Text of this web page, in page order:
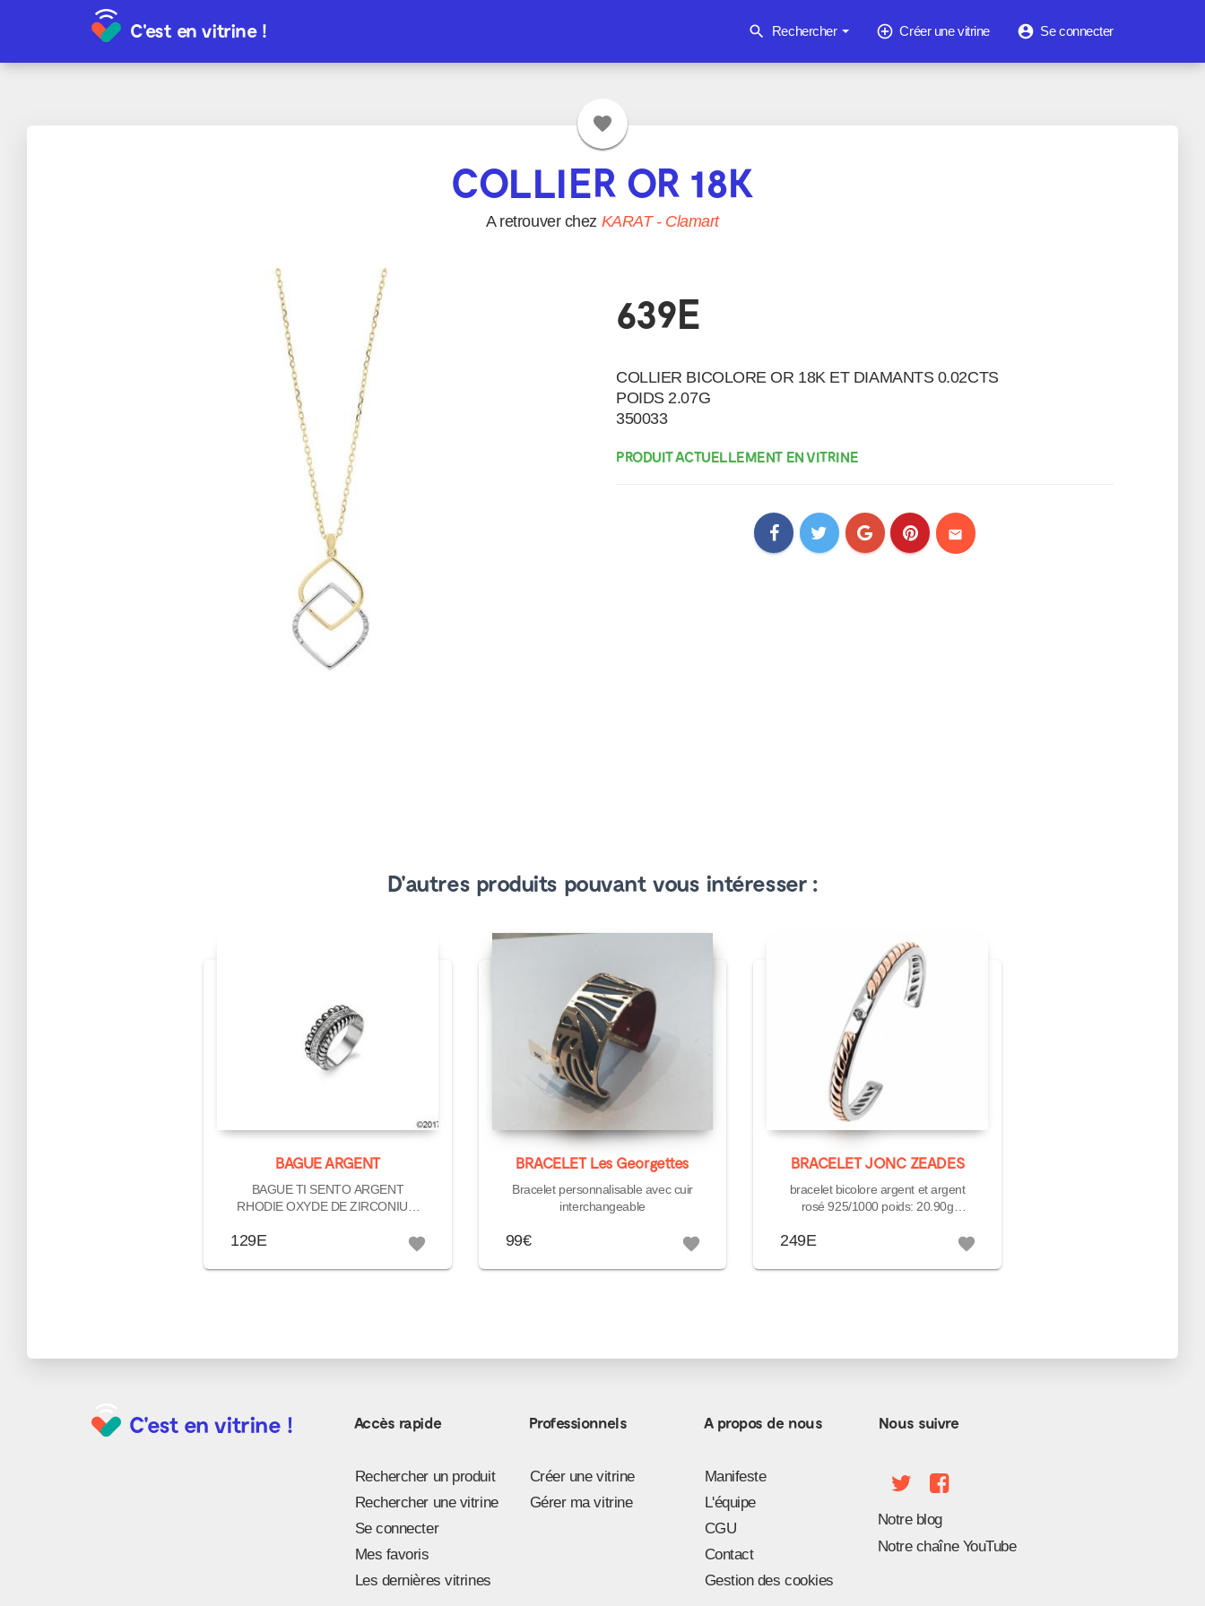
C'est en vitrine ! search Rechercher add_circle_outline Créer une vitrine account_circle Se connecter
favorite
COLLIER OR 18K
A retrouver chez KARAT - Clamart
639E
COLLIER BICOLORE OR 18K ET DIAMANTS 0.02CTS
POIDS 2.07G
350033
PRODUIT ACTUELLEMENT EN VITRINE
mail
D'autres produits pouvant vous intéresser :
BAGUE ARGENT
BAGUE TI SENTO ARGENT
RHODIE OXYDE DE ZIRCONIUM
129E favorite
BRACELET Les Georgettes
Bracelet personnalisable avec cuir
interchangeable
99€ favorite
BRACELET JONC ZEADES
bracelet bicolore argent et argent
rosé 925/1000 poids: 20.90g
249E favorite
C'est en vitrine ! Accès rapide
Rechercher un produit
Rechercher une vitrine
Se connecter
Mes favoris
Les dernières vitrines
Professionnels
Créer une vitrine
Gérer ma vitrine
A propos de nous
Manifeste
L'équipe
CGU
Contact
Gestion des cookies
Nous suivre
Notre blog
Notre chaîne YouTube